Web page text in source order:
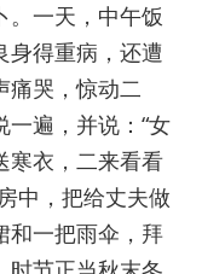
。一天，中午饭
身得重病，还遭
痛哭，惊动二
遍，并说：“女
寒衣，二来看看
中，把给丈夫做
和一把雨伞，拜